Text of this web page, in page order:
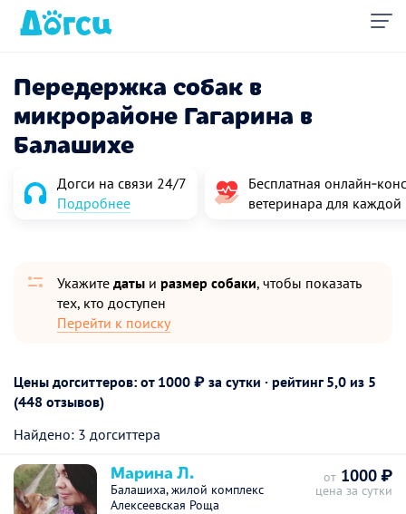
Передержка собак в
микрорайоне Гагарина в
Балашихе
Догси на связи 24/7
Подробнее
Бесплатная
ветеринара для
Укажите даты и размер собаки, чтобы показать
тех, кто доступен
Перейти к поиску
Цены догситтеров: от 1000 ₽ за сутки · рейтинг 5,0 из 5
(448 отзывов)
Найдено: 3 догситтера
Марина Л.
Балашиха, жилой комплекс
Алексеевская Роща
от 1000 ₽
цена за сутки